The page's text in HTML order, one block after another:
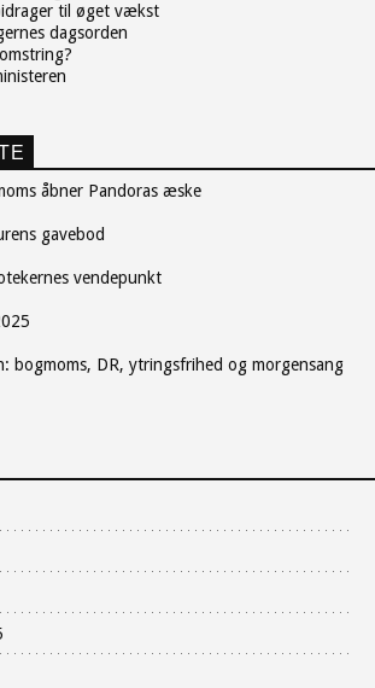
til øget vækst
dagsorden
åbner Pandoras æske
gavebod
vendepunkt
bogmoms, DR, ytringsfrihed og morgensang